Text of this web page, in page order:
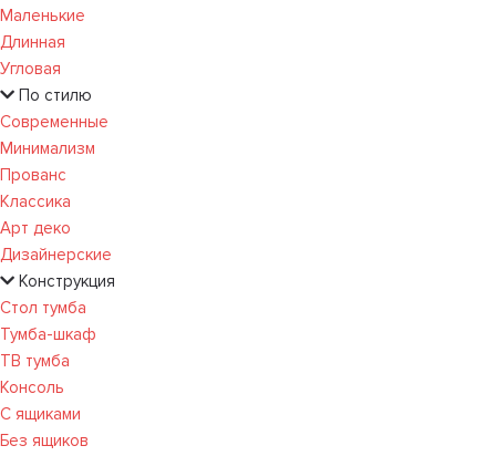
Маленькие
Длинная
Угловая
По стилю
Современные
Минимализм
Прованс
Классика
Арт деко
Дизайнерские
Конструкция
Стол тумба
Тумба-шкаф
ТВ тумба
Консоль
С ящиками
Без ящиков